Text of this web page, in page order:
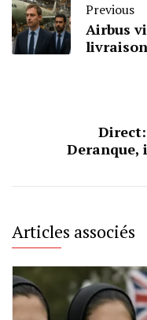
Previous
Airbus
Deranque,
Articles associés